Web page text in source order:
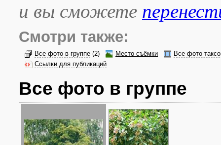
и вы сможете
Смотри также:
Все фото в группе (2) Место съёмки
Все фото
Ссылки для публикаций
Все фото в группе